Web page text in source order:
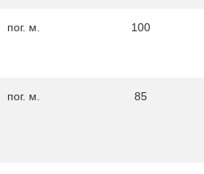
пог. м. 100
пог. м. 85